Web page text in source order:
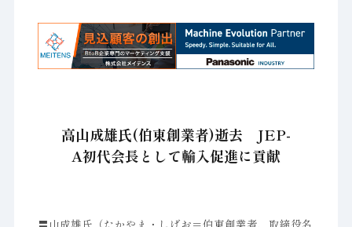
高山成雄氏(伯東創業者)逝去 JEP-
A初代会長として輸入促進に貢献
〓山成雄氏（たかやま・しげお＝伯東創業者、取締役名